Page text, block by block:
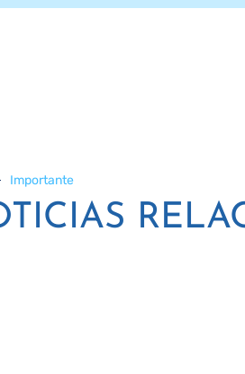
Importante